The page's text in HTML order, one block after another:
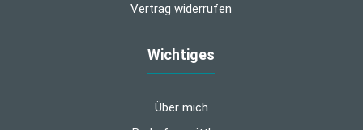
Vertrag widerrufen
Wichtiges
Über mich